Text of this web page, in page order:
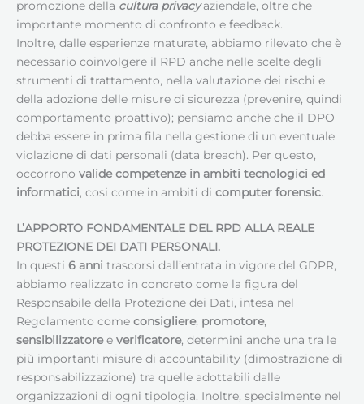
promozione della cultura privacyaziendale, oltre che
importante momento di confronto e feedback.
Inoltre, dalle esperienze maturate, abbiamo rilevato che è
necessario coinvolgere il RPD anche nelle scelte degli
strumenti di trattamento, nella valutazione dei rischi e
della adozione delle misure di sicurezza (prevenire, quindi
comportamento proattivo); pensiamo anche che il DPO
debba essere in prima fila nella gestione di un eventuale
violazione di dati personali (data breach). Per questo,
occorrono valide competenze in ambiti tecnologici ed
informatici, cosi come in ambiti di computer forensic.
L’APPORTO FONDAMENTALE DEL RPD ALLA REALE
PROTEZIONE DEI DATI PERSONALI.
In questi 6 anni trascorsi dall’entrata in vigore del GDPR,
abbiamo realizzato in concreto come la figura del
Responsabile della Protezione dei Dati, intesa nel
Regolamento come consigliere, promotore,
sensibilizzatoree verificatore, determini anche una tra le
più importanti misure di accountability (dimostrazione di
responsabilizzazione) tra quelle adottabili dalle
organizzazioni di ogni tipologia. Inoltre, specialmente nel